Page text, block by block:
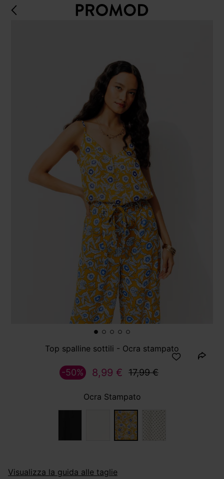
Top spalline sottili - Ocra stampato
8,99 € 17,99 €
-50%
Ocra Stampato
Visualizza la guida alle taglie